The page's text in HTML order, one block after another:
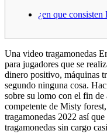
¿en que
Una video tragamonedas
para jugadores que se
dinero positivo, máquinas
segundo ninguna cosa.
sobre su lomo con el fin de
competente de Misty
tragamonedas 2022 así
tragamonedas sin cargo